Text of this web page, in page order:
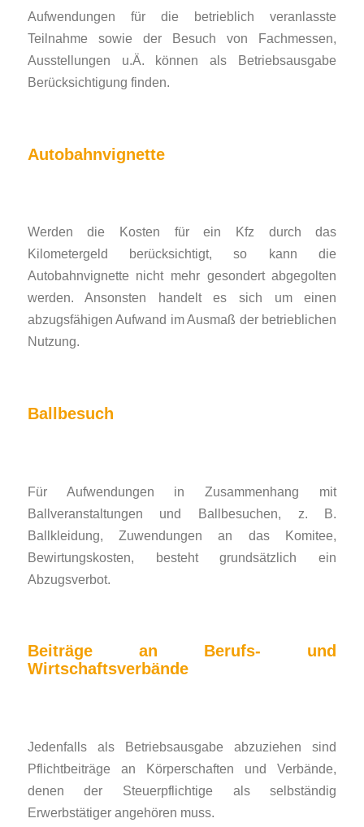
Aufwendungen für die betrieblich veranlasste
Teilnahme sowie der Besuch von Fachmessen,
Ausstellungen u.Ä. können als Betriebsausgabe
Berücksichtigung finden.
Autobahnvignette
Werden die Kosten für ein Kfz durch das
Kilometergeld berücksichtigt, so kann die
Autobahnvignette nicht mehr gesondert abgegolten
werden. Ansonsten handelt es sich um einen
abzugsfähigen Aufwand im Ausmaß der betrieblichen
Nutzung.
Ballbesuch
Für Aufwendungen in Zusammenhang mit
Ballveranstaltungen und Ballbesuchen, z. B.
Ballkleidung, Zuwendungen an das Komitee,
Bewirtungskosten, besteht grundsätzlich ein
Abzugsverbot.
Beiträge an Berufs- und
Wirtschaftsverbände
Jedenfalls als Betriebsausgabe abzuziehen sind
Pflichtbeiträge an Körperschaften und Verbände,
denen der Steuerpflichtige als selbständig
Erwerbstätiger angehören muss.